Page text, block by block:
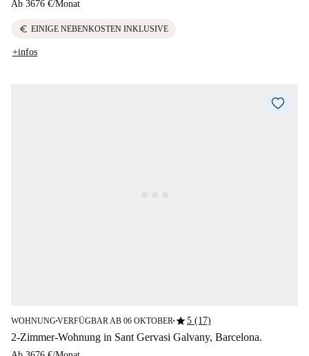
Ab 3676 €/Monat
euro EINIGE NEBENKOSTEN INKLUSIVE
+infos
WOHNUNG■VERFÜGBAR AB 06 OKTOBER ■star5 (17)
2-Zimmer-Wohnung in Sant Gervasi Galvany, Barcelona.